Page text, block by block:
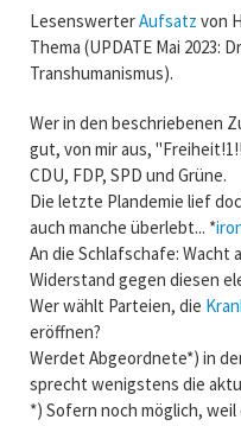
LesenswerterAufsatz von
Thema (UPDATE Mai 2023:
Transhumanismus).
Wer in den beschriebenen
gut, von mir aus,
CDU, FDP, SPD und Grüne.
Die letzte Plandemie lief
auch manche überlebt... *
An die Schlafschafe: Wacht
Widerstand gegen diesen
Wer wählt Parteien, die
eröffnen?
Werdet Abgeordnete*) in
sprecht wenigstens die
*) Sofern noch möglich, weil